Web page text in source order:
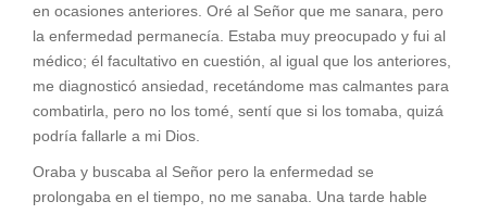
en ocasiones anteriores. Oré al Señor que me sanara, pero
la enfermedad permanecía. Estaba muy preocupado y fui al
médico; él facultativo en cuestión, al igual que los anteriores,
me diagnosticó ansiedad, recetándome mas calmantes para
combatirla, pero no los tomé, sentí que si los tomaba, quizá
podría fallarle a mi Dios.
Oraba y buscaba al Señor pero la enfermedad se
prolongaba en el tiempo, no me sanaba. Una tarde hable